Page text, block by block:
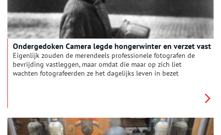
Ondergedoken Camera legde hongerwinter en verzet vast
Eigenlijk zouden de merendeels professionele fotografen de
bevrijding vastleggen, maar omdat die maar op zich liet
wachten fotografeerden ze het dagelijks leven in bezet